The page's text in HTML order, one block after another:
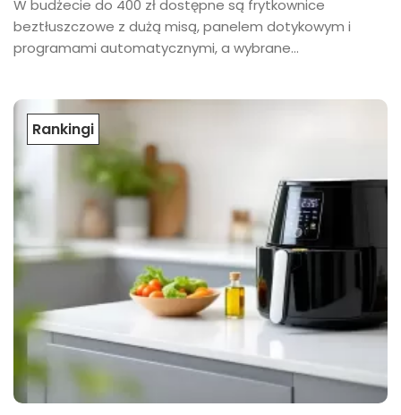
W budżecie do 400 zł dostępne są frytkownice
beztłuszczowe z dużą misą, panelem dotykowym i
programami automatycznymi, a wybrane...
Rankingi